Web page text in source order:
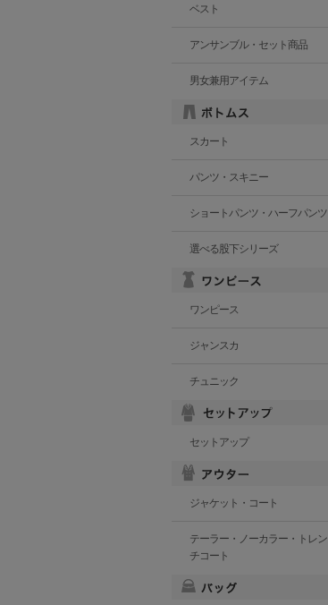
ベスト
アンサンブル・セット商品
男女兼用アイテム
スカート
パンツ・スキニー
ショートパンツ・ハーフパンツ
選べる股下シリーズ
ワンピース
ジャンスカ
チュニック
セットアップ
ジャケット・コート
テーラー・ノーカラー・トレン
チコート